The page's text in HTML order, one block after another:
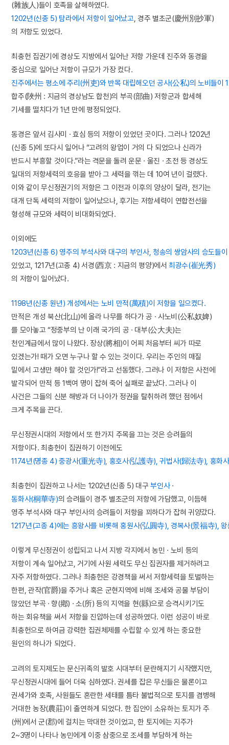
(雜族人)들이 호족을 살해하였다.
1202년(신종 5) 탐라에서 저항이 일어났고 , 경주 별초군(慶州別抄軍)
의 저항도 있었다.
최충헌 집권기에 경상도 지방에서 일어난 저항 가운데 진주와 동경을
중심으로 일어난 저항이 규모가 가장 컸다.
진주에서는 평소에 주리(州吏)와 반목 대립해오던 공사(公私)의 노비들이
합주(陜州 : 지금의 경상남도 합천)의 부곡(部曲) 저항군과 합세해
기세를 떨치다가 1년 만에 평정되었다.
동경은 앞서 김사미 · 효심 등의 저항이 있었던 곳이다. 그러나 1202년
(신종 5)에 또다시 일어나 “고려의 왕업이 거의 다 되었으나 신라가
반드시 부흥할 것이다.”라는 격문을 돌려 운문 · 울진 · 초전 등 경상도
일대의 저항세력의 호응을 받아 그 세력을 꺾는 데 10여 년이 걸렸다.
이와 같이 무신정권기의 저항은 그 이전과 이후의 양상이 달라, 전기는
대개 단독 세력의 저항이 일어났으나, 후기는 저항세력이 연합전선을
형성해 규모와 세력이 비대화되었다.
이외에도
1203년(신종 6) 영주의 부석사와 대구의 부인사, 청송의 쌍암사의 승도들
있었고, 1217년(고종 4) 서경(西京 : 지금의 평양)에서최광수(崔光秀)
의 저항이 일어났다.
1198년(신종 원년) 개성에서는 노비 만적(萬積)이 저항을 일으켰다.
만적은 개성 북산(北山)에 올라 나무를 하다가 공 · 사노비(公私奴婢)
를 모아놓고 “정중부의 난 이래 국가의 공 · 대부(公大夫)는
천인계급에서 많이 나왔다. 장상(將相)이 어찌 처음부터 씨가 따로
있겠는가! 때가 오면 누구나 할 수 있는 것이다. 우리는 주인의 매질
밑에서 고생만 해야 할 것인가!”라고 선동했다. 그러나 이 저항은 사전에
발각되어 만적 등 1백여 명이 잡혀 죽어 실패로 끝났다. 그러나 이
사건은 그들의 신분 해방과 더 나아가 정권을 탈취하려 했던 점에서
크게 주목을 끈다.
무신정권시대의 저항에서 또 한가지 주목을 끄는 것은 승려들의
저항이다. 최충헌이 집권하기 이전에도
1174년(명종 4) 중광사(重光寺), 홍호사(弘護寺), 귀법사(歸法寺), 홍화
최충헌이 집권하고 나서는 1202년(신종 5) 대구부인사·
동화사(桐華寺)의 승려들이 경주 별초군의 저항에 가담했고, 이듬해
영주 부석사와 대구 부인사의 승려들이 저항을 꾀하다가 잡혀 귀양갔다.
1217년(고종 4)에는 흥왕사를 비롯해 홍원사(弘圓寺), 경복사(景福寺),
이렇게 무신정권이 성립되고 나서 지방 각지에서 농민 · 노비 등의
저항이 계속 일어났고, 거기에 사원 세력도 무신 집권자를 제거하려고
자주 저항하였다. 그러나 최충헌은 강경책을 써서 저항세력을 토벌하는
한편, 관작(官爵)을 주거나 혹은 군현지역에 비해 조세와 공물 부담이
많았던 부곡 · 향(鄕) · 소(所) 등의 지역을 현(縣)으로 승격시키기도
하는 회유책을 써서 저항을 진압하는데 성공하였다. 이런 성공이 바로
최충헌으로 하여금 강력한 집권체제를 수립할 수 있게 하는 중요한
원인의 하나가 되었다.
고려의 토지제도는 문신귀족의 발호 시대부터 문란해지기 시작했지만,
무신정권시대에 들어 더욱 심하였다. 권세를 잡은 무신들은 물론이고
권세가와 호족, 사원들도 혼란한 세태를 틈타 불법적으로 토지를 겸병해
거대한 농장(農莊)이 출연하게 되었다. 한 집안이 소유하는 토지가 주
(州)에서 군(郡)에 걸치는 막대한 것이었고, 한 토지에는 지주가
2~3명이 나타나 농민에게 이중 삼중으로 조세를 부담하게 하는